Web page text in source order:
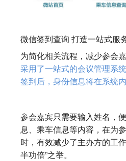
微信签到查询 打造一站式服
为简化相关流程，减少参会
采用了一站式的会议管理系
签到后，身份信息将在系统内
参会嘉宾只需要输入姓名，
息、乘车信息等内容，在为
时，有效减少了主办方的工作
半功倍”之举。